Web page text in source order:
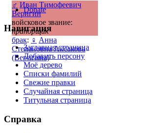
♂ Иван Тимофеевич
Веригин
войсковое звание:
прапорщик
брак: ♀ Анна
Степановна Аксакова
(Веригина)
Donate
Навигация
Заглавная страница
Добавить персону
Моё дерево
Списки фамилий
Свежие правки
Случайная страница
Титульная страница
Справка